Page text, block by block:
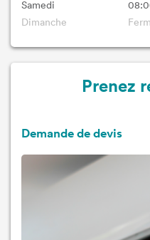
Samedi
Dimanche
Prenez
Demande de devis